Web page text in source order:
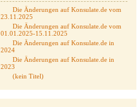
Die Änderungen auf Konsulate.de vom
23.11.2025
Die Änderungen auf Konsulate.de vom
01.01.2025-15.11.2025
Die Änderungen auf Konsulate.de in
2024
Die Änderungen auf Konsulate.de in
2023
(kein Titel)